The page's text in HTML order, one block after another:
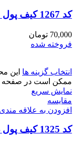
کد 1267 کیف پول سه لت دخترانه کوچک ysl
70,000 تومان
فروخته شده
انتخاب گزینه ها این
ممکن است در صفحه
نمایش سریع
مقايسه
افزودن به علاقه مندی
کد 1325 کیف پول دخترانه مدل نیلا